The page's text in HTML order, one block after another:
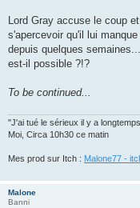
Lord Gray accuse le coup
s'apercevoir qu'il lui
depuis quelques
est-il possible ?!?
To be continued...
"J'ai tué le sérieux il y a
Moi, Circa 10h30 ce matin
Mes prod sur Itch : Malone77 -
Malone
Banni